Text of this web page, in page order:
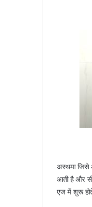
अस्थमा जिसे
आती है और
एज में शुरू